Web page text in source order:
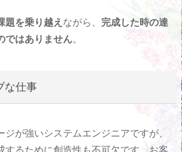
題を乗り越え ながら、 完成した時の達
ではありません。
な仕事
が強いシステムエンジニアですが、
するために創造性も不可欠です。お客